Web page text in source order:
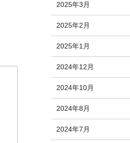
2025年3月
2025年2月
2025年1月
2024年12月
2024年10月
2024年8月
2024年7月